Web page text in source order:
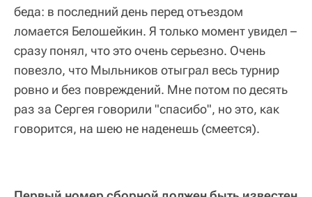
беда: в последний день перед отъездом
ломается Белошейкин. Я только момент увидел –
сразу понял, что это очень серьезно. Очень
повезло, что Мыльников отыграл весь турнир
ровно и без повреждений. Мне потом по десять
раз за Сергея говорили "спасибо", но это, как
говорится, на шею не наденешь (смеется).